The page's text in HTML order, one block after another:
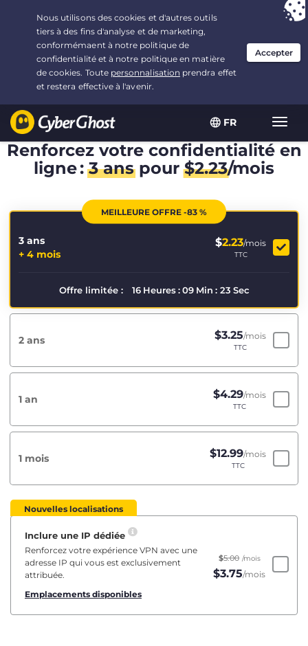
FR
Vous avez opté pour :L'offre la plus avantageuse
3.3333333333333 ans à $2.23/mois
Renforcez votre confidentialité en
ligne :3 anspour$2.23/mois
MEILLEURE OFFRE -83 %
3 ans
+ 4 mois
$2.23/mois
TTC
Offre limitée : 16 Heures : 09 Min : 23 Sec
2 ans $3.25/mois
TTC
1 an $4.29/mois
TTC
1 mois $12.99/mois
TTC
Nouvelles localisations
Inclure une IP dédiée
Renforcez votre expérience VPN avec une
adresse IP qui vous est exclusivement
attribuée.
Emplacements disponibles
$5.00 /mois
$3.75/mois